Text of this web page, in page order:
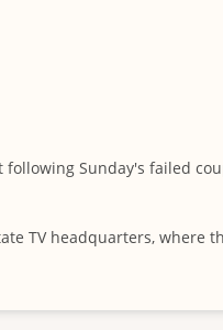
Sunday's failed
TV headquarters, where